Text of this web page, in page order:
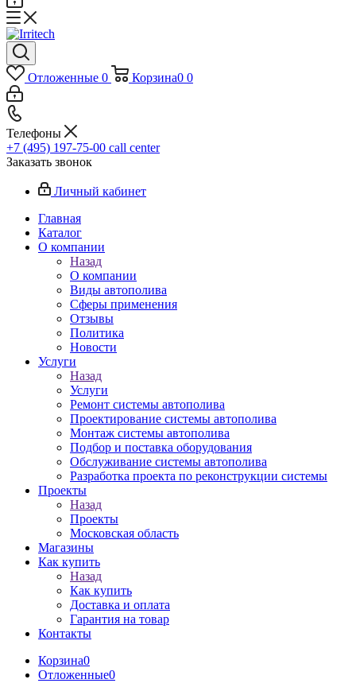
Отложенные 0 Корзина0 0
Телефоны
+7 (495) 197-75-00 call center
Заказать звонок
Личный кабинет
Главная
Каталог
О компании
Назад
О компании
Виды автополива
Сферы применения
Отзывы
Политика
Новости
Услуги
Назад
Услуги
Ремонт системы автополива
Проектирование системы автополива
Монтаж системы автополива
Подбор и поставка оборудования
Обслуживание системы автополива
Разработка проекта по реконструкции системы
Проекты
Назад
Проекты
Московская область
Магазины
Как купить
Назад
Как купить
Доставка и оплата
Гарантия на товар
Контакты
Корзина0
Отложенные0